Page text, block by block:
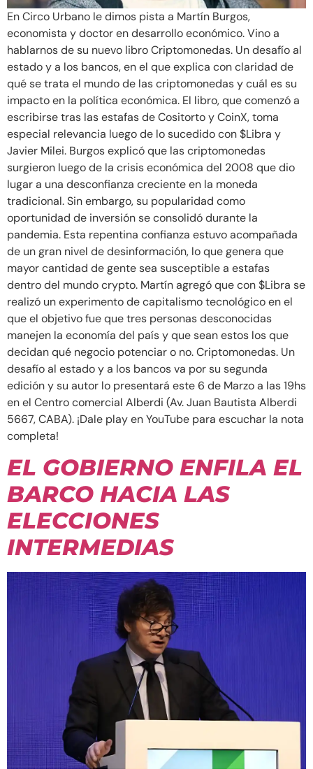
En Circo Urbano le dimos pista a Martín Burgos,
economista y doctor en desarrollo económico. Vino a
hablarnos de su nuevo libro Criptomonedas. Un desafío al
estado y a los bancos, en el que explica con claridad de
qué se trata el mundo de las criptomonedas y cuál es su
impacto en la política económica. El libro, que comenzó a
escribirse tras las estafas de Cositorto y CoinX, toma
especial relevancia luego de lo sucedido con $Libra y
Javier Milei. Burgos explicó que las criptomonedas
surgieron luego de la crisis económica del 2008 que dio
lugar a una desconfianza creciente en la moneda
tradicional. Sin embargo, su popularidad como
oportunidad de inversión se consolidó durante la
pandemia. Esta repentina confianza estuvo acompañada
de un gran nivel de desinformación, lo que genera que
mayor cantidad de gente sea susceptible a estafas
dentro del mundo crypto. Martín agregó que con $Libra se
realizó un experimento de capitalismo tecnológico en el
que el objetivo fue que tres personas desconocidas
manejen la economía del país y que sean estos los que
decidan qué negocio potenciar o no. Criptomonedas. Un
desafío al estado y a los bancos va por su segunda
edición y su autor lo presentará este 6 de Marzo a las 19hs
en el Centro comercial Alberdi (Av. Juan Bautista Alberdi
5667, CABA). ¡Dale play en YouTube para escuchar la nota
completa!
EL GOBIERNO ENFILA EL
BARCO HACIA LAS
ELECCIONES
INTERMEDIAS